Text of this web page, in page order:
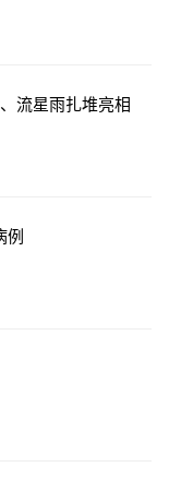
流星雨扎堆亮相
例